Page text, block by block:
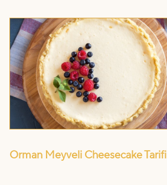
Orman Meyveli Cheesecake Tarifi